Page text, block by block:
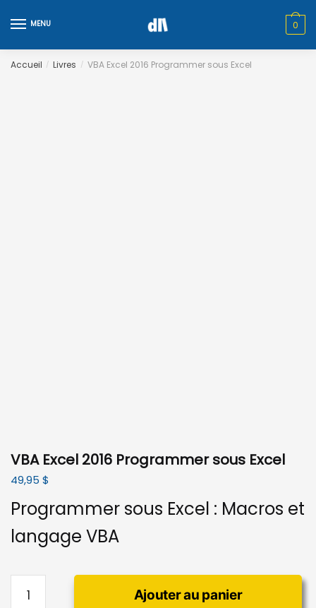
to
to
MENU 0
Accueil / Livres / VBA Excel 2016 Programmer sous Excel
VBA Excel 2016 Programmer sous Excel
49,95 $
Programmer sous Excel : Macros et
langage VBA
Ajouter au panier